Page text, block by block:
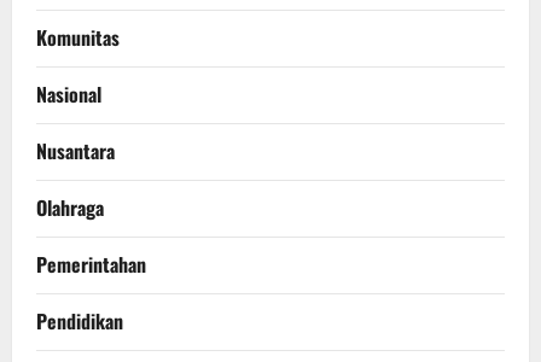
Komunitas
Nasional
Nusantara
Olahraga
Pemerintahan
Pendidikan